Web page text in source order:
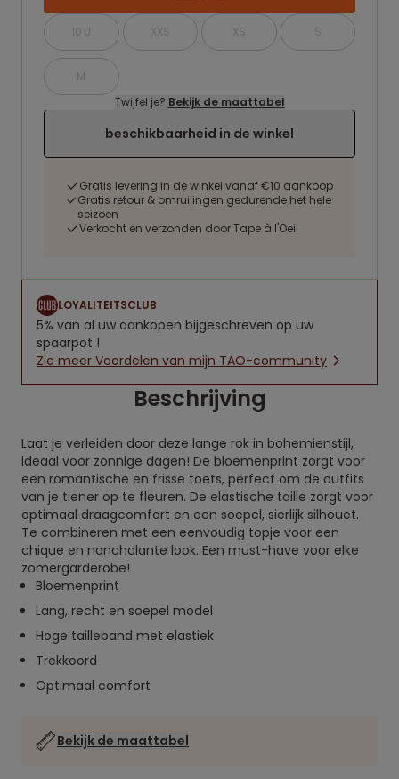
10 J XXS XS S
M
Twijfel je? Bekijk de maattabel
beschikbaarheid in de winkel
Gratis levering in de winkel vanaf €10 aankoop
Gratis retour & omruilingen gedurende het hele
seizoen
Verkocht en verzonden door Tape à l'Oeil
LOYALITEITSCLUB
5% van al uw aankopen bijgeschreven op uw
spaarpot !
Zie meer Voordelen van mijn TAO-community
Beschrijving
Laat je verleiden door deze lange rok in bohemienstijl,
ideaal voor zonnige dagen! De bloemenprint zorgt voor
een romantische en frisse toets, perfect om de outfits
van je tiener op te fleuren. De elastische taille zorgt voor
optimaal draagcomfort en een soepel, sierlijk silhouet.
Te combineren met een eenvoudig topje voor een
chique en nonchalante look. Een must-have voor elke
zomergarderobe!
Bloemenprint
Lang, recht en soepel model
Hoge tailleband met elastiek
Trekkoord
Optimaal comfort
Bekijk de maattabel